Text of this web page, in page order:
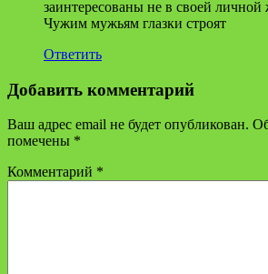
заинтересованы не в своей
Чужим мужьям глазки строят
Ответить
Добавить комментарий
Ваш адрес email не будет опубликован.
помечены *
Комментарий *